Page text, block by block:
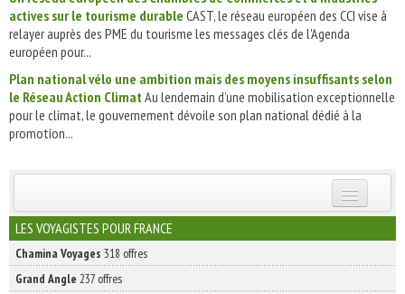
actives sur le tourisme durable CAST, le réseau européen des CCI vise à
relayer auprès des PME du tourisme les messages clés de l'Agenda
européen pour...
Plan national vélo une ambition mais des moyens insuffisants selon
le Réseau Action Climat Au lendemain d’une mobilisation exceptionnelle
pour le climat, le gouvernement dévoile son plan national dédié à la
promotion...
INSCRIVEZ-VOUS | ABONNEZ-VOUS
LES VOYAGISTES POUR FRANCE
Chamina Voyages 318 offres
Grand Angle 237 offres